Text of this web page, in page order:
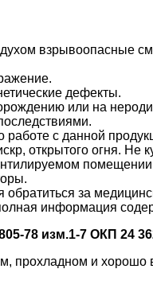
взрывоопасные
дефекты.
или на
с данной
открытого огня. Не
обратиться за
информация
78 изм.1-7 ОКП 24
прохладном и